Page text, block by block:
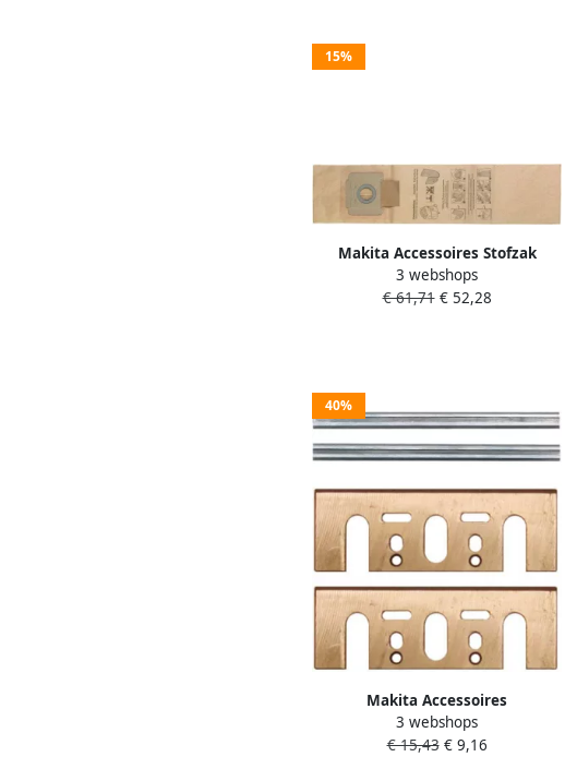
15%
Makita Accessoires Stofzak
"papier" voor 447L | P-70203
3 webshops
€ 61,71€ 52,28
40%
Makita Accessoires
Schaafbeitel+houder HM 82mm
D-07951
3 webshops
€ 15,43€ 9,16